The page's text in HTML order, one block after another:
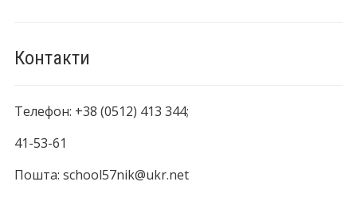
Контакти
Телефон: +38 (0512) 413 344;
41-53-61
Пошта: school57nik@ukr.net